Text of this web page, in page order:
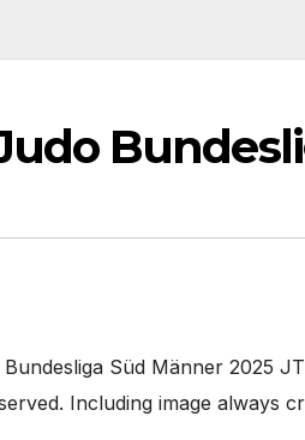
Süd Männer 2025
Including image always